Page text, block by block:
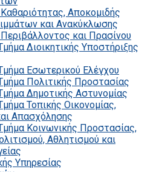
Αποκομιδής
και Ανακύκλωσης
και Πρασίνου
Διοικητικής Υποστήριξης
Εσωτερικού Ελέγχου
Πολιτικής Προστασίας
Δημοτικής Αστυνομίας
Τοπικής Οικονομίας,
Απασχόλησης
Κοινωνικής Προστασίας,
Αθλητισμού και
Υπηρεσίας